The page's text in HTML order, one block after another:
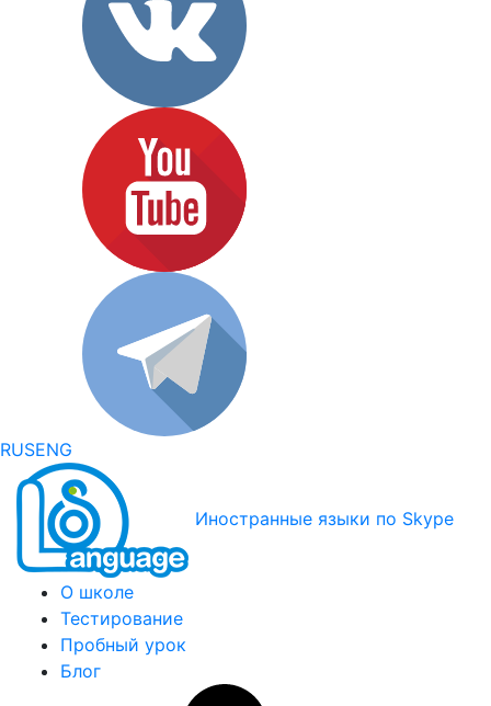
RUSENG
Иностранные языки по Skype
О школе
Тестирование
Пробный урок
Блог